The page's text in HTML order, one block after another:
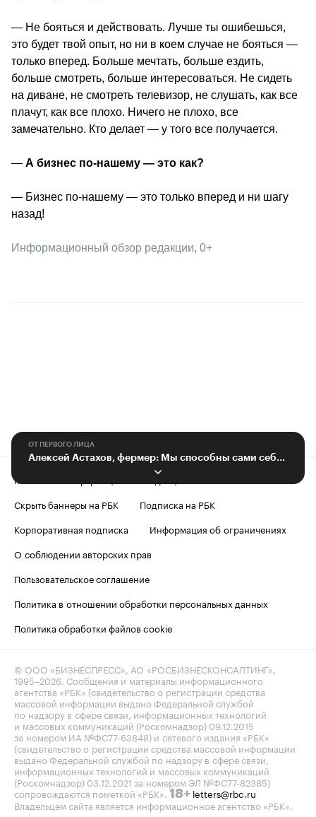
— Не бояться и действовать. Лучше ты ошибешься,
это будет твой опыт, но ни в коем случае не бояться —
только вперед. Больше мечтать, больше ездить,
больше смотреть, больше интересоваться. Не сидеть
на диване, не смотреть телевизор, не слушать, как все
плачут, как все плохо. Ничего не плохо, все
замечательно. Кто делает — у того все получается.
— А бизнес по-нашему — это как?
— Бизнес по-нашему — это только вперед и ни шагу
назад!
Информационный обзор редакции, 0+
ОТ ПЕРВОГО ЛИЦА
Контактная информация
Редакция
Скрыть баннеры на РБК
Подписка на РБК
Корпоративная подписка
Информация об ограничениях
О соблюдении авторских прав
Пользовательское соглашение
Политика в отношении обработки персональных данных
Политика обработки файлов cookie
© ООО «БИЗНЕСПРЕСС», АО «РОСБИЗНЕСКОНСАЛТИНГ»,
1995–2026 . Сообщения и материалы информационного
агентства «РБК» (свидетельство о регистрации средства
массовой информации выдано Федеральной службой
по надзору в сфере связи, информационных технологий
и массовых коммуникаций (Роскомнадзор) 09.12.2015
за номером ИА №ФС77-63848) и сетевого издания «РБК»
(свидетельство о регистрации средства массовой информации
выдано Федеральной службой по надзору в сфере связи,
информационных технологий и массовых коммуникаций
(Роскомнадзор) 03.12.2021 за номером ЭЛ №ФС77-82385)
сопровождаются пометкой «РБК». 18+ letters@rbc.ru
Владельцем сайта является информационное агентство «РБК».